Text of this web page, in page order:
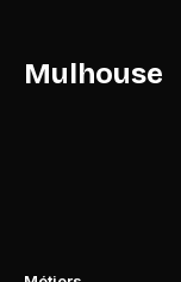
Mulhouse